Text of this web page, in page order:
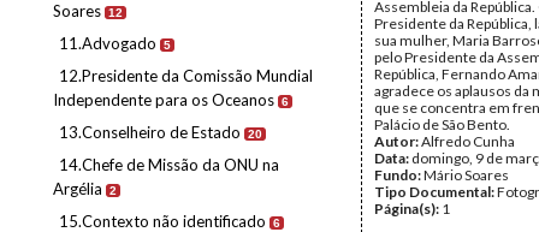
Soares 12
11.Advogado 5
12.Presidente da Comissão Mundial
Independente para os Oceanos 6
13.Conselheiro de Estado 20
14.Chefe de Missão da ONU na
Argélia
2
15.Contexto não identificado 6
Assembleia da
Presidente da República,
sua mulher, Maria
pelo Presidente da
República, Fernando
agradece os aplausos da
que se concentra em
Palácio de São Bento.
Autor:Alfredo Cunha
Data: domingo, 9 de
Fundo:Mário Soares
Tipo Documental:
Página(s): 1